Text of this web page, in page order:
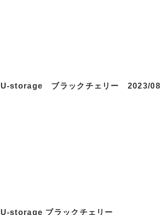
U-storage ブラックチェリー 2023/08
U-storage ブラックチェリー